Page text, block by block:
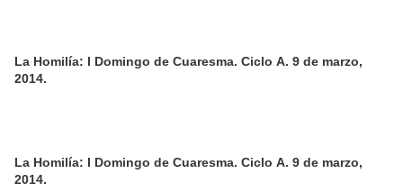
La Homilía: I Domingo de Cuaresma. Ciclo A. 9 de marzo,
2014.
La Homilía: I Domingo de Cuaresma. Ciclo A. 9 de marzo,
2014.